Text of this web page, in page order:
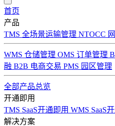
首页
产品
TMS 全场景运输管理 NTOCC
WMS 仓储管理 OMS 订单管理
融 B2B 电商交易 PMS 园区管理
全部产品总览
开通即用
TMS SaaS开通即用 WMS SaaS
解决方案